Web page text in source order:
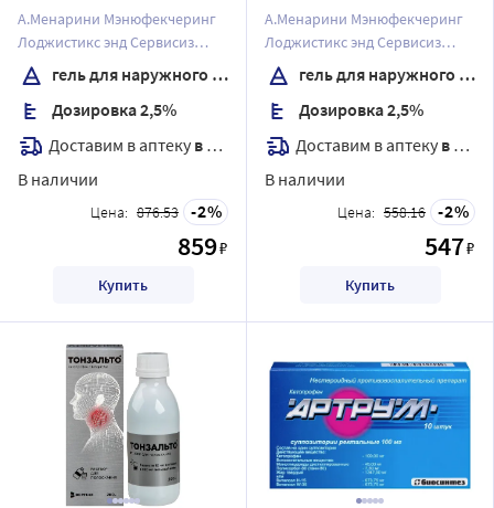
100 гр
А.Менарини Мэнюфекчеринг
Лоджистикс энд Сервисиз
С.р.Л. гель для наружного применения
Дозировка 2,5%
Доставим в аптеку в течение 7 дней
В наличии
Цена: 876.53 2
859₽
Купить
гр
А.Менарини Мэнюфекчеринг
Лоджистикс энд Сервисиз
С.р.Л. гель для наружного применения
Дозировка 2,5%
Доставим в аптеку в течение 7 дней
В наличии
Цена: 558.16 2
547₽
Купить